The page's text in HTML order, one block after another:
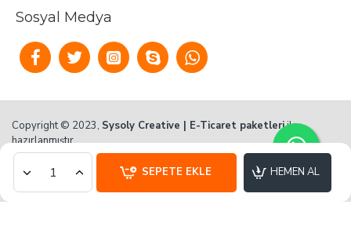
SEPETE EKLE HEMEN AL
Sosyal Medya
Copyright © 2023, Sysoly Creative | E-Ticaret paketleriile
hazırlanmıştır.